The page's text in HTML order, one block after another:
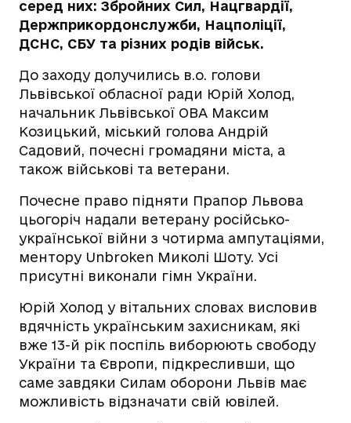
серед них: Збройних Сил, Нацгвардії,
Держприкордонслужби, Нацполіції,
ДСНС, СБУ та різних родів військ.
До заходу долучились в.о. голови
Львівської обласної ради Юрій Холод,
начальник Львівської ОВА Максим
Козицький, міський голова Андрій
Садовий, почесні громадяни міста, а
також військові та ветерани.
Почесне право підняти Прапор Львова
цьогоріч надали ветерану російсько-
української війни з чотирма ампутаціями,
ментору Unbroken Миколі Шоту. Усі
присутні виконали гімн України.
Юрій Холод у вітальних словах висловив
вдячність українським захисникам, які
вже 13-й рік поспіль виборюють свободу
України та Європи, підкресливши, що
саме завдяки Силам оборони Львів має
можливість відзначати свій ювілей.